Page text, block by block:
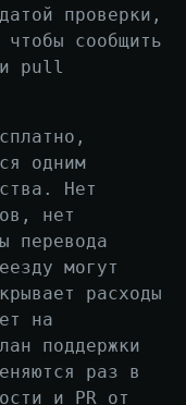
проверки,
сообщить
и pull
одним
Нет
нет
перевода
могут
расходы
на
поддержки
раз в
и PR от